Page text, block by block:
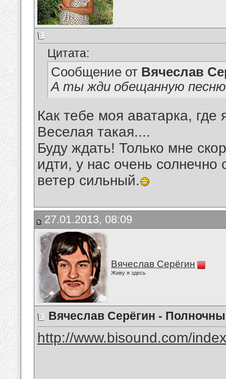
Цитата:
Сообщение от Вячеслав
А ты жди обещанную
Как тебе моя аватарка,
Веселая такая....
Буду ждать! Только мне
идти, у нас очень солнечно
ветер сильный.
27.01.2013, 08:09
Вячеслав Серёгин
Живу я здесь
Вячеслав Серёгин -
http://www.bisound.com/